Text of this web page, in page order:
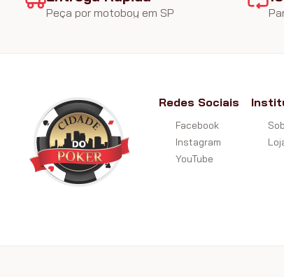
Peça por motoboy em SP
Redes Sociais
Facebook
Instagram
YouTube